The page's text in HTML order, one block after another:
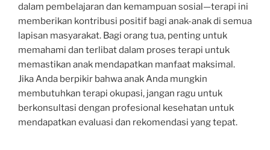
dalam pembelajaran dan kemampuan sosial—terapi ini
memberikan kontribusi positif bagi anak-anak di semua
lapisan masyarakat. Bagi orang tua, penting untuk
memahami dan terlibat dalam proses terapi untuk
memastikan anak mendapatkan manfaat maksimal.
Jika Anda berpikir bahwa anak Anda mungkin
membutuhkan terapi okupasi, jangan ragu untuk
berkonsultasi dengan profesional kesehatan untuk
mendapatkan evaluasi dan rekomendasi yang tepat.